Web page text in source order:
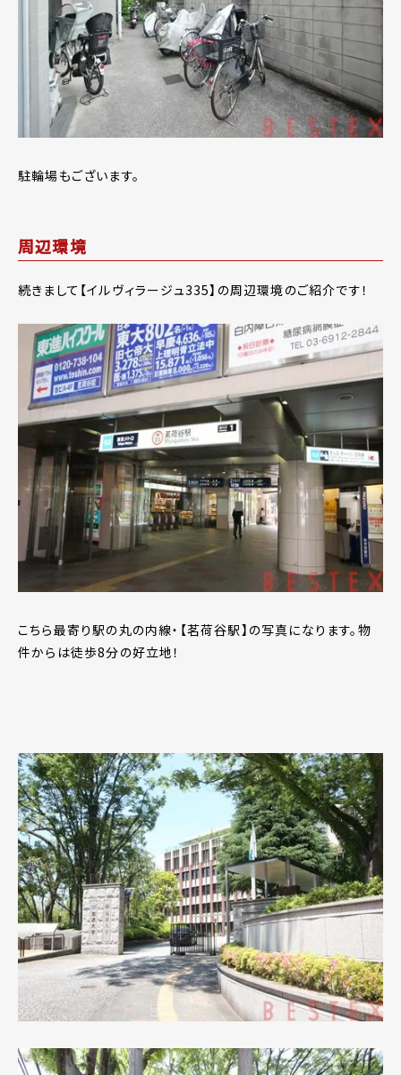
駐輪場もございます。
周辺環境
続きまして【イルヴィラージュ335】の周辺環境のご紹介です！
こちら最寄り駅の丸の内線・【茗荷谷駅】の写真になります。物
件からは徒歩8分の好立地！